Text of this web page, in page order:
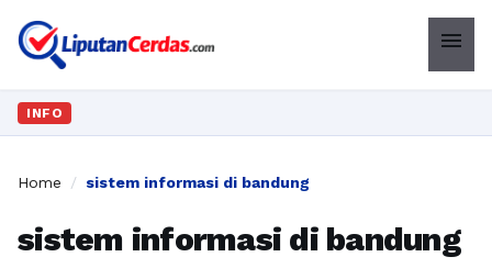
menu
INFO
Home / sistem informasi di bandung
sistem informasi di bandung